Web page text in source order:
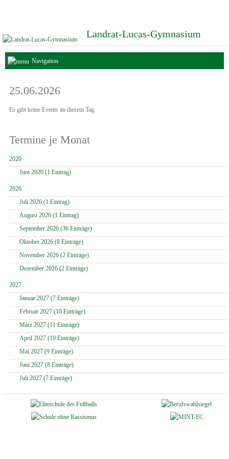
Landrat-Lucas-Gymnasium
Navigation
25.06.2026
Es gibt keine Events an diesem Tag.
Termine je Monat
2020
Juni 2020 (1 Eintrag)
2026
Juli 2026 (1 Eintrag)
August 2026 (1 Eintrag)
September 2026 (36 Einträge)
Oktober 2026 (8 Einträge)
November 2026 (2 Einträge)
Dezember 2026 (2 Einträge)
2027
Januar 2027 (7 Einträge)
Februar 2027 (10 Einträge)
März 2027 (11 Einträge)
April 2027 (19 Einträge)
Mai 2027 (9 Einträge)
Juni 2027 (8 Einträge)
Juli 2027 (7 Einträge)